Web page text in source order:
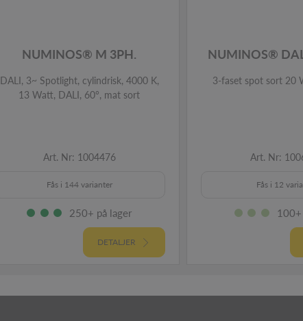
NUMINOS® M 3PH.
DALI, 3~ Spotlight, cylindrisk, 4000 K,
13 Watt, DALI, 60°, mat sort
Art. Nr: 1004476
Fås i 144 varianter
250+ på lager
DETALJER
NUMINOS®
3-faset spot sort 20
Art. Nr:
Fås i 12
100+